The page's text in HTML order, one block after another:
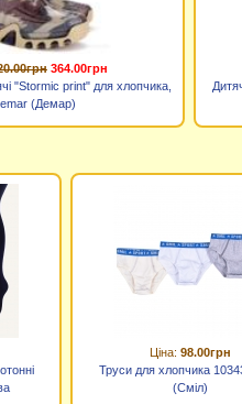
364.00грн
"Stormic print" для хлопчика,
(Демар)
Ціна: 98.00грн
Труси для хлопчика
(Сміл)